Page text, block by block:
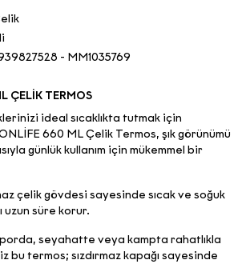
- MM1035769
ÇELİK TERMOS
ideal sıcaklıkta tutmak için
660 ML Çelik Termos, şık görünümü
günlük kullanım için mükemmel bir
çelik gövdesi sayesinde sıcak ve soğuk
uzun süre korur.
seyahatte veya kampta rahatlıkla
bu termos; sızdırmaz kapağı sayesinde